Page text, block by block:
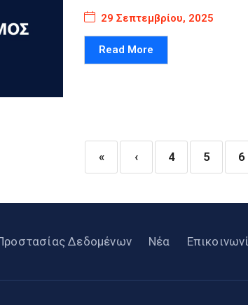
29 Σεπτεμβρίου, 2025
Read More
« ‹ 4 5 6
Δεδομένων Νέα